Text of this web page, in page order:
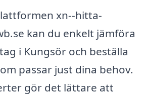
xn--hitta-
kan du enkelt jämföra
i Kungsör och beställa
passar just dina behov.
gör det lättare att